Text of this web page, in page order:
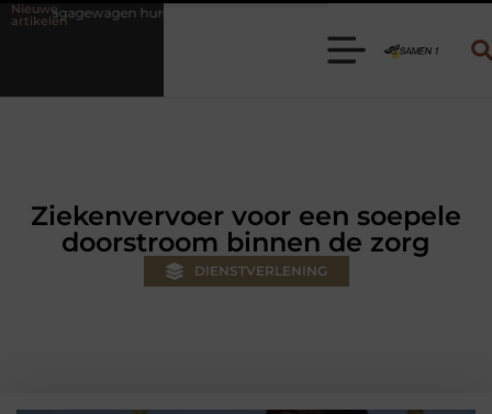
Nieuwe
artikelenKies de juiste aanhanger voor jouw klus
Ziekenvervoer voor een soepele
doorstroom binnen de zorg
DIENSTVERLENING